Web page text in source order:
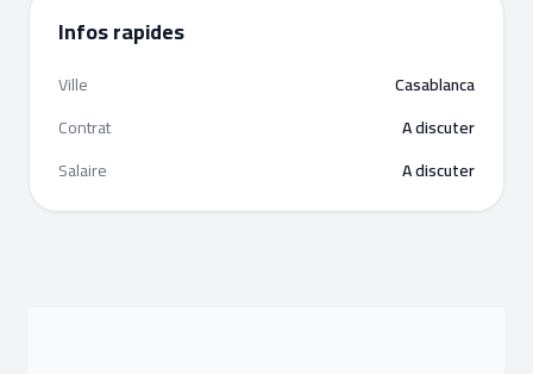
Infos rapides
Ville
Casablanca
Contrat
A discuter
Salaire
A discuter